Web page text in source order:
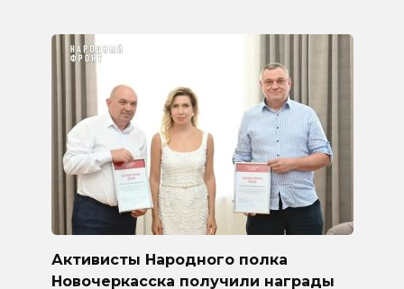
Активисты Народного полка
Новочеркасска получили награды